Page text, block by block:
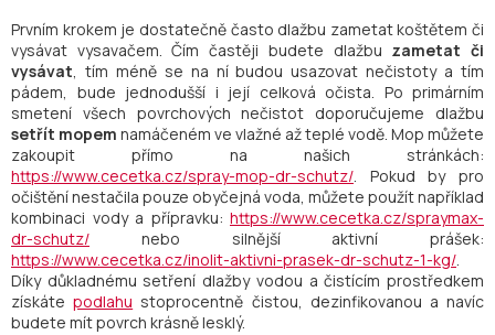
Prvním krokem je dostatečně často dlažbu zametat koštětem či
vysávat vysavačem. Čím častěji budete dlažbu zametat či
vysávat, tím méně se na ní budou usazovat nečistoty a tím
pádem, bude jednodušší i její celková očista. Po primárním
smetení všech povrchových nečistot doporučujeme dlažbu
setřít mopem namáčeném ve vlažné až teplé vodě. Mop můžete
zakoupit přímo na našich stránkách:
https://www.cecetka.cz/spray-mop-dr-schutz/. Pokud by pro
očištění nestačila pouze obyčejná voda, můžete použít například
kombinaci vody a přípravku: https://www.cecetka.cz/spraymax-
dr-schutz/ nebo silnější aktivní prášek:
https://www.cecetka.cz/inolit-aktivni-prasek-dr-schutz-1-kg/.
Díky důkladnému setření dlažby vodou a čistícím prostředkem
získátepodlahu stoprocentně čistou, dezinfikovanou a navíc
budete mít povrch krásně lesklý.